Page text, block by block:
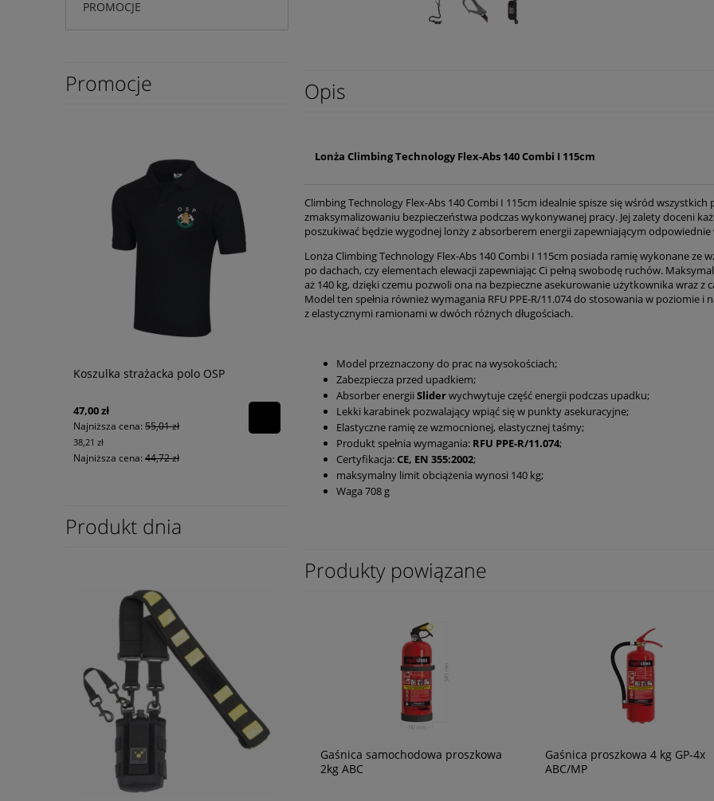
PROMOCJE
Promocje
Koszulka strażacka polo OSP
47,00 zł
Najniższa cena: 55,01 zł
38,21 zł
Najniższa cena: 44,72 zł
Produkt dnia
Opis
Lonża Climbing Technology Flex-Abs 140 Combi I 115cm
Climbing Technology Flex-Abs 140 Combi I 115cm idealnie spisze się wśród
zmaksymalizowaniu bezpieczeństwa podczas wykonywanej pracy. Jej zalety doceni
poszukiwać będzie wygodnej lonży z absorberem energii zapewniającym
Lonża Climbing Technology Flex-Abs 140 Combi I 115cm posiada ramię wykonane ze
po dachach, czy elementach elewacji zapewniając Ci pełną swobodę ruchów.
aż 140 kg, dzięki czemu pozwoli ona na bezpieczne asekurowanie użytkownika wraz
Model ten spełnia również wymagania RFU PPE-R/11.074 do stosowania w poziomie i
z elastycznymi ramionami w dwóch różnych długościach.
Model przeznaczony do prac na wysokościach;
Zabezpiecza przed upadkiem;
Absorber energii Sliderwychwytuje część energii podczas upadku;
Lekki karabinek pozwalający wpiąć się w punkty asekuracyjne;
Elastyczne ramię ze wzmocnionej, elastycznej taśmy;
Produkt spełnia wymagania: RFU PPE-R/11.074;
Certyfikacja:CE, EN 355:2002;
maksymalny limit obciążenia wynosi 140 kg;
Waga 708 g
Produkty powiązane
Gaśnica samochodowa proszkowa
2kg ABC
Gaśnica proszkowa 4 kg GP-4x
ABC/MP